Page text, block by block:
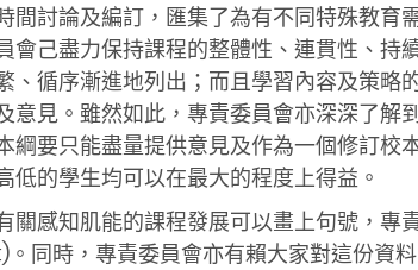
討論及編訂，匯集了為有不同特殊教育
己盡力保持課程的整體性、連貫性、持
循序漸進地列出；而且學習內容及策略
見。雖然如此，專責委員會亦深深了解
要只能盡量提供意見及作為一個修訂校
的學生均可以在最大的程度上得益。
感知肌能的課程發展可以畫上句號，專
同時，專責委員會亦有賴大家對這份資